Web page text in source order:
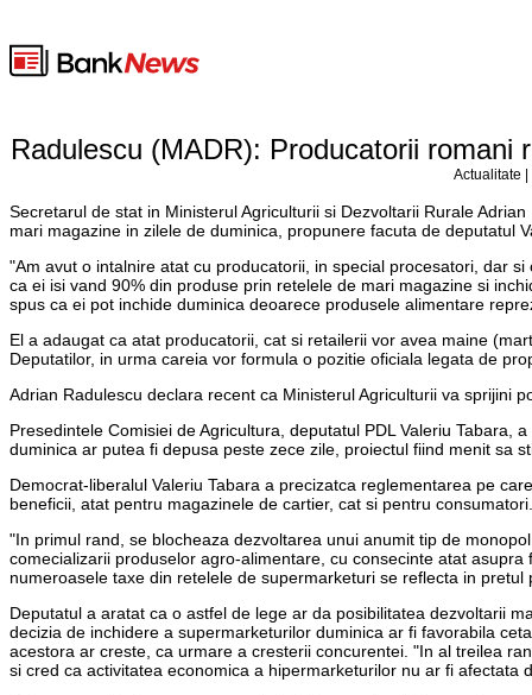
Radulescu (MADR): Producatorii romani
Actualitate
Secretarul de stat in Ministerul Agriculturii si Dezvoltarii Rurale
mari magazine in zilele de duminica, propunere facuta de deputatul
"Am avut o intalnire atat cu producatorii, in special procesatori, dar
ca ei isi vand 90% din produse prin retelele de mari magazine si
spus ca ei pot inchide duminica deoarece produsele alimentare
El a adaugat ca atat producatorii, cat si retailerii vor avea maine
Deputatilor, in urma careia vor formula o pozitie oficiala legata de
Adrian Radulescu declara recent ca Ministerul Agriculturii va sprijini
Presedintele Comisiei de Agricultura, deputatul PDL Valeriu
duminica ar putea fi depusa peste zece zile, proiectul fiind menit sa
Democrat-liberalul Valeriu Tabara a precizatca reglementarea pe
beneficii, atat pentru magazinele de cartier, cat si pentru consumatori.
"In primul rand, se blocheaza dezvoltarea unui anumit tip de
comecializarii produselor agro-alimentare, cu consecinte atat
numeroasele taxe din retelele de supermarketuri se reflecta in pretul
Deputatul a aratat ca o astfel de lege ar da posibilitatea dezvoltarii
decizia de inchidere a supermarketurilor duminica ar fi favorabila
acestora ar creste, ca urmare a cresterii concurentei. "In al treilea
si cred ca activitatea economica a hipermarketurilor nu ar fi afectata